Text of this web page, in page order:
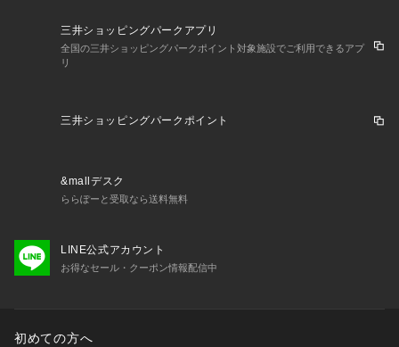
三井ショッピングパークアプリ
全国の三井ショッピングパークポイント対象施設でご利用できるアプ
リ
三井ショッピングパークポイント
&mallデスク
ららぽーと受取なら送料無料
LINE公式アカウント
お得なセール・クーポン情報配信中
初めての方へ